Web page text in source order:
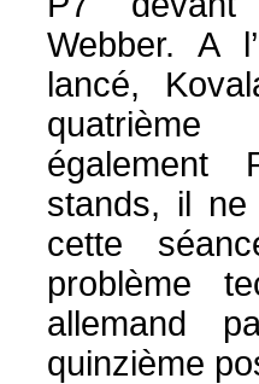
Webber. A
lancé,
également
stands, il
cette
problème
allemand
quinzième